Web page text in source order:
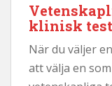
klinisk
När du väljer
att välja en